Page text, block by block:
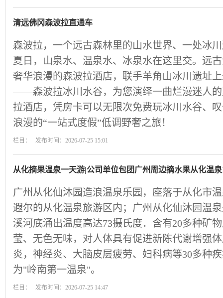
清远佛冈森波拉直通车
森波拉，一个远古森林里的山水世界、一处冰
夏日，山泉水、温泉水、冰泉水在这里交。远
奢华浪漫的森波拉酒店，联手羊角山冰川遗址
——森波拉冰川水谷，为您演绎一曲烂漫迷人
拉酒店，凭房卡可以无限次免费玩冰川水谷、
浪漫的“一站式度假”低调野奢之旅！
栏目： 发布时间：2026-07-25 15:01
从化摘果温泉一天游|公司单位包团广州周边摘水果从化温
广州从化仙沐园造浪温泉乐园，座落于从化市
遐尔的从化温泉旅游区内；广州从化仙沐园温
溪河底涌出温度高达73摄氏度．含有20多种矿
莹、无色无味，对人体具有促进新陈代谢增强
炎，神经炎、大脑皮层疲劳、妇科病等30多种
为"岭南第一温泉"。
栏目： 发布时间：2026-07-25 14:47